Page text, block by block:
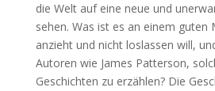
die Welt auf eine neue und
sehen. Was ist es an einem guten
anzieht und nicht loslassen will,
Autoren wie James Patterson,
Geschichten zu erzählen? Die